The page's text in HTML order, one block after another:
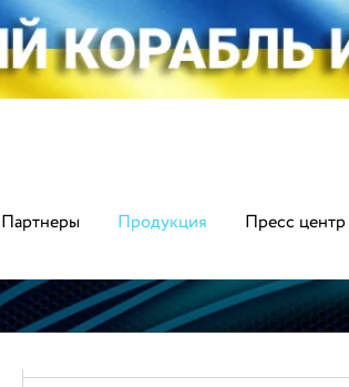
Партнеры Продукция Пресс центр